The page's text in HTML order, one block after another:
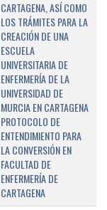
CARTAGENA, ASÍ COMO
LOS TRÁMITES PARA LA
CREACIÓN DE UNA
ESCUELA
UNIVERSITARIA DE
ENFERMERÍA DE LA
UNIVERSIDAD DE
MURCIA EN CARTAGENA
PROTOCOLO DE
ENTENDIMIENTO PARA
LA CONVERSIÓN EN
FACULTAD DE
ENFERMERÍA DE
CARTAGENA